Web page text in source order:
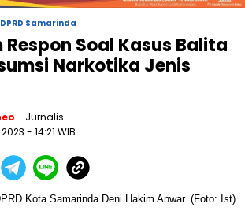
DPRD Samarinda
Respon Soal Kasus Balita
Narkotika Jenis
- Jurnalis
- 14:21 WIB